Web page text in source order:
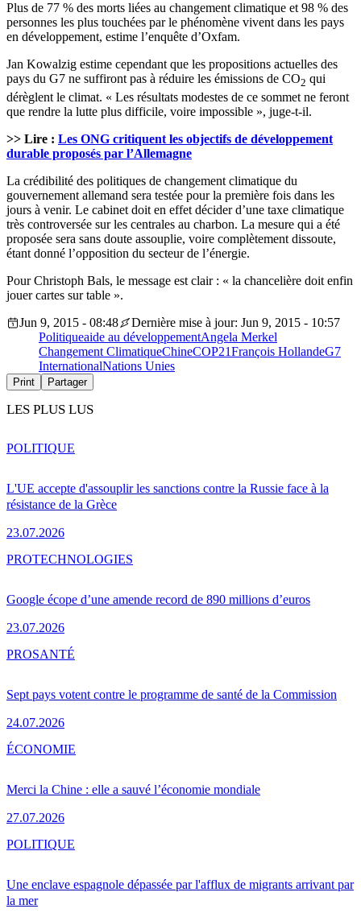
Plus de 77 % des morts liées au changement climatique et 98 % des
personnes les plus touchées par le phénomène vivent dans les pays
en développement, estime l’enquête d’Oxfam.
Jan Kowalzig estime cependant que les propositions actuelles des
pays du G7 ne suffiront pas à réduire les émissions de CO2 qui
dérèglent le climat. « Les résultats modestes de ce sommet ne feront
que rendre la lutte plus difficile, voire impossible », juge-t-il.
>> Lire : Les ONG critiquent les objectifs de développement
durable proposés par l’Allemagne
La crédibilité des politiques de changement climatique du
gouvernement allemand sera testée pour la première fois dans les
jours à venir. Le cabinet doit en effet décider d’une taxe climatique
très controversée sur les centrales au charbon. La mesure qui a été
proposée sera sans doute assouplie, voire complètement dissoute,
étant donné l’opposition du secteur de l’énergie.
Pour Christoph Bals, le message est clair : « la chancelière doit enfin
jouer cartes sur table ».
Jun 9, 2015 - 08:48
Dernière mise à jour: Jun 9, 2015 - 10:57
Politiqueaide au développementAngela Merkel
Changement ClimatiqueChineCOP21François HollandeG7
InternationalNations Unies
Print Partager
LES PLUS LUS
L'UE accepte d'assouplir les sanctions contre la Russie face à la
résistance de la Grèce
23.07.2026
POLITIQUE
Google écope d’une amende record de 890 millions d’euros
23.07.2026
PROTECHNOLOGIES
Sept pays votent contre le programme de santé de la Commission
24.07.2026
PROSANTÉ
Merci la Chine : elle a sauvé l’économie mondiale
27.07.2026
ÉCONOMIE
Une enclave espagnole dépassée par l'afflux de migrants arrivant par
la mer
POLITIQUE